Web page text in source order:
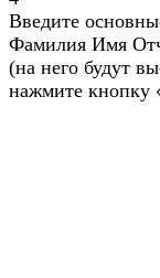
Введите
Фамилия Имя
(на него будут
нажмите кнопку